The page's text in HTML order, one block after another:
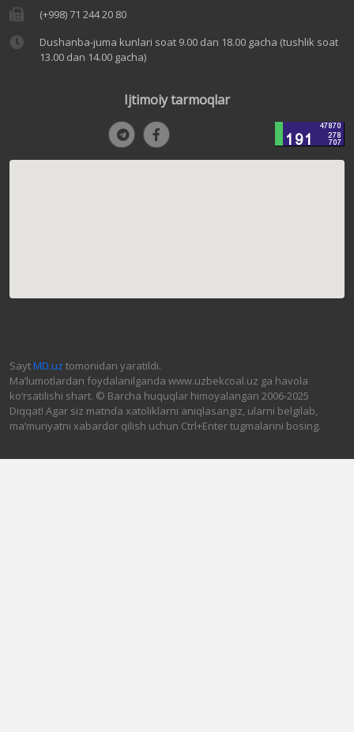
(+998) 71 244 20 80
Dushanba-juma kunlari soat 9.00 dan 18.00 gacha (tushlik soat
13.00 dan 14.00 gacha)
Ijtimoiy tarmoqlar
SaytMD.uz tomonidan yaratildi.
Ma’lumotlardan foydalanilganda www.uzbekcoal.uz ga havola
ko‘rsatilishi shart. © Barcha huquqlar himoyalangan 2006-2025
Diqqat! Agar siz matnda xatoliklarni aniqlasangiz, ularni belgilab,
ma’muriyatni xabardor qilish uchun Ctrl+Enter tugmalarini bosing.